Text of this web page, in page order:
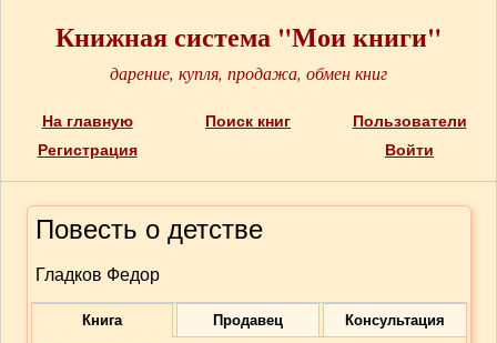
Книжная система "Мои книги"
дарение, купля, продажа, обмен книг
На главную Поиск книг
Пользователи
Регистрация
Войти
Повесть о детстве
Гладков Федор
Книга Продавец Консультация